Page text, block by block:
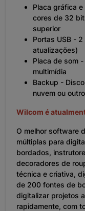
Placa gráfica
cores de 32
superior
Portas USB -
atualizações)
Placa de som
multimídia
Backup -
nuvem ou outro
Wilcom é
O melhor software
múltiplas para
bordados,
decoradores de
técnica e criativa,
de 200 fontes de
digitalizar projetos
rapidamente, com